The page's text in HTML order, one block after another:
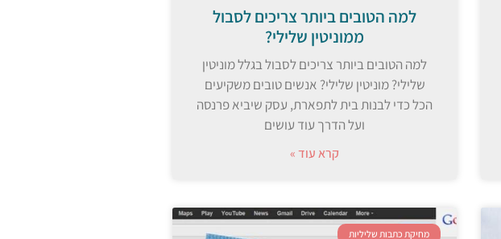
למה הטובים ביותר צריכים לסבול
ממוניטין שלילי?
למה הטובים ביותר צריכים לסבול בגלל מוניטין
שלילי? מוניטין שלילי? אנשים טובים משקיעים
הכל כדי לבנות בית לתפארת, עסק שיביא פרנסה
ועל הדרך עוד עושים
קרא עוד »
מחיקת כתבות שליליות